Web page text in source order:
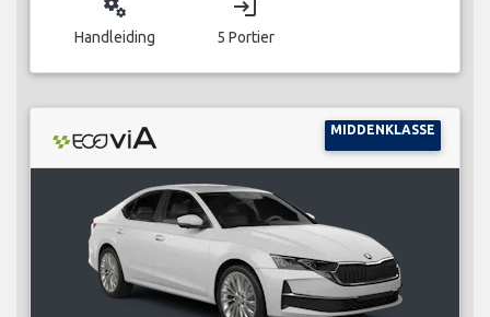
miscellaneous_services
Handleiding
login
5 Portier
MIDDENKLASSE